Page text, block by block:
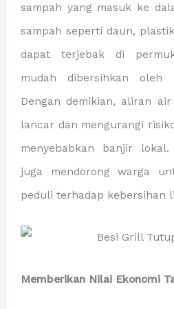
sampah yang masuk ke
sampah seperti daun,
dapat terjebak di
mudah dibersihkan oleh
Dengan demikian, aliran
lancar dan mengurangi
menyebabkan banjir
juga mendorong warga
peduli terhadap kebersihan
Memberikan Nilai Ekonomi